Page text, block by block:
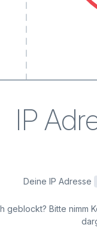
IP
Deine IP Adresse
geblockt? Bitte nimm